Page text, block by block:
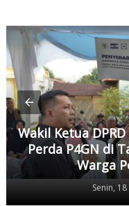
Wakil Ketua
Perda P4GN di
Warga
Senin,